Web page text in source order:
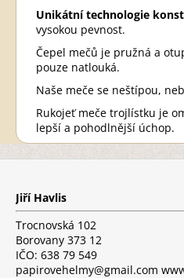
Unikátní technologie
vysokou pevnost.
Čepel mečů je pružná a
pouze natlouká.
Naše meče se neštípou,
Rukojeť meče trojlístku je
lepší a pohodlnější úchop.
Z
Jiří Havlis
Trocnovská 102
Borovany 373 12
IČO: 638 79 549
papirovehelmy@gmail.com